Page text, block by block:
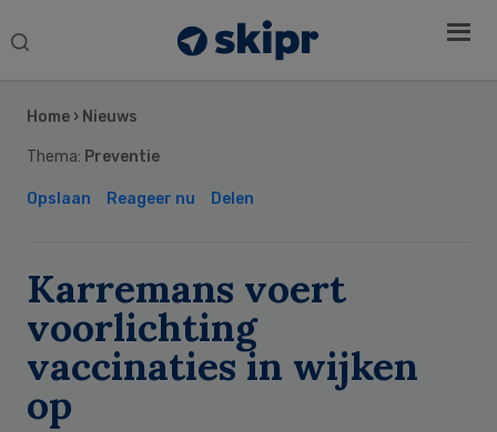
Search
Home › Nieuws
Thema: Preventie
Opslaan Reageer nu Delen
Karremans voert
voorlichting
vaccinaties in wijken
op
Sidebar